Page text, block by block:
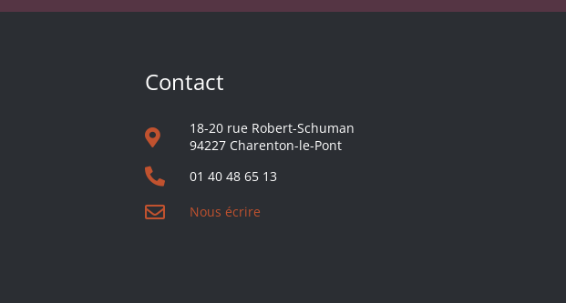
Contact
18-20 rue Robert-Schuman
94227 Charenton-le-Pont
01 40 48 65 13
Nous écrire